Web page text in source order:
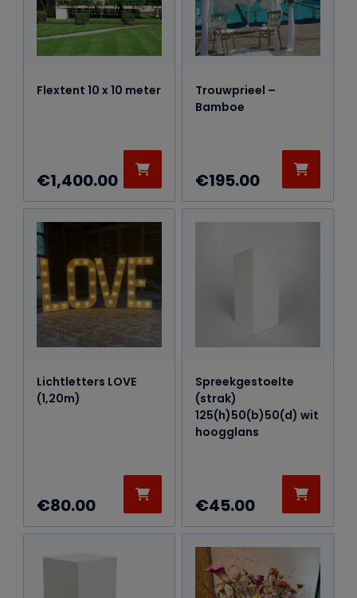
Flextent 10 x 10 meter
€1,400.00
Trouwprieel –
Bamboe
€195.00
Lichtletters LOVE
(1,20m)
€80.00
Spreekgestoelte
(strak)
125(h)50(b)50(d) wit
hoogglans
€45.00